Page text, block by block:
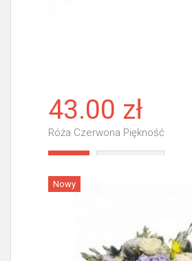
43.00 zł
Róża Czerwona Piękność
Nowy